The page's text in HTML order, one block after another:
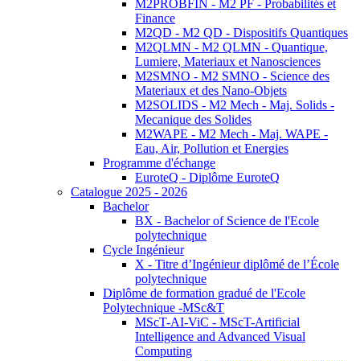
M2PROBFIN - M2 PF - Probabilités et
Finance
M2QD - M2 QD - Dispositifs Quantiques
M2QLMN - M2 QLMN - Quantique,
Lumiere, Materiaux et Nanosciences
M2SMNO - M2 SMNO - Science des
Materiaux et des Nano-Objets
M2SOLIDS - M2 Mech - Maj. Solids -
Mecanique des Solides
M2WAPE - M2 Mech - Maj. WAPE -
Eau, Air, Pollution et Energies
Programme d'échange
EuroteQ - Diplôme EuroteQ
Catalogue 2025 - 2026
Bachelor
BX - Bachelor of Science de l'Ecole
polytechnique
Cycle Ingénieur
X - Titre d’Ingénieur diplômé de l’École
polytechnique
Diplôme de formation gradué de l'Ecole
Polytechnique -MSc&T
MScT-AI-ViC - MScT-Artificial
Intelligence and Advanced Visual
Computing